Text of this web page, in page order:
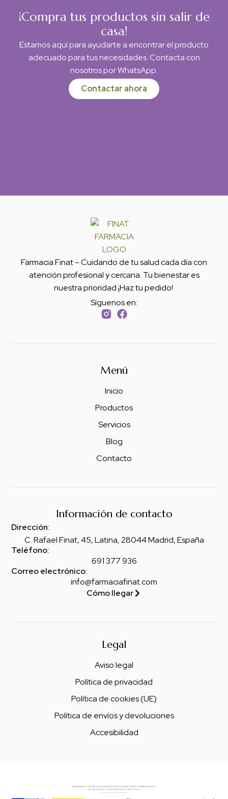
¡Compra tus productos sin salir de
casa!
Estamos aquí para ayudarte a encontrar el producto
adecuado para tus necesidades. Contacta con
nosotros por WhatsApp.
Contactar ahora
Farmacia Finat – Cuidando de tu salud cada día con
atención profesional y cercana. Tu bienestar es
nuestra prioridad ¡Haz tu pedido!
Síguenos en:
Menú
Inicio
Productos
Servicios
Blog
Contacto
Información de contacto
Dirección:
C. Rafael Finat, 45, Latina, 28044 Madrid, España
Teléfono:
691 377 936
Correo electrónico:
info@farmaciafinat.com
Cómo llegar
Legal
Aviso legal
Política de privacidad
Política de cookies (UE)
Política de envíos y devoluciones
Accesibilidad